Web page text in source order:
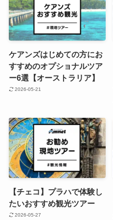
ケアンズはじめての方にお
すすめのオプショナルツア
ー6選【オーストラリア】
2026-05-21
【チェコ】プラハで体験し
たいおすすめ観光ツアー
2026-05-27